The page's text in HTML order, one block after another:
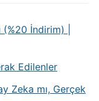
İndirim) |
Edilenler
Zeka mı, Gerçek